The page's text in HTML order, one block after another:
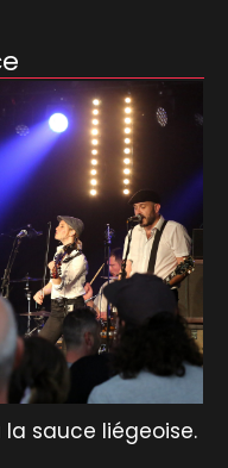
la sauce liégeoise.